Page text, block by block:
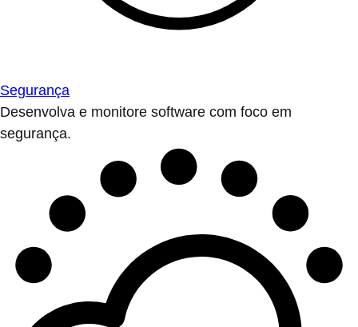
Segurança
Desenvolva e monitore software com foco em
segurança.